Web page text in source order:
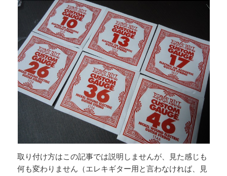
取り付け方はこの記事では説明しませんが、見た感じも
何も変わりません（エレキギター用と言わなければ、見